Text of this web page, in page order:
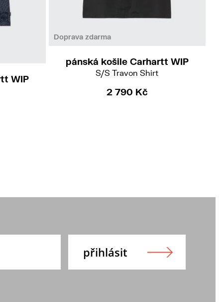
WIP
Doprava zdarma
pánská košile Carhartt WIP
S/S Travon Shirt
2 790 Kč